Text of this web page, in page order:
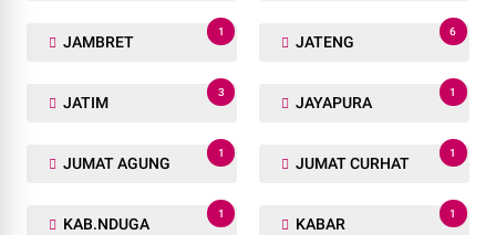
JAMBRET
1
JATENG
6
JATIM
3
JAYAPURA
1
JUMAT AGUNG
1
JUMAT CURHAT
1
KAB.NDUGA
1
KABAR
1